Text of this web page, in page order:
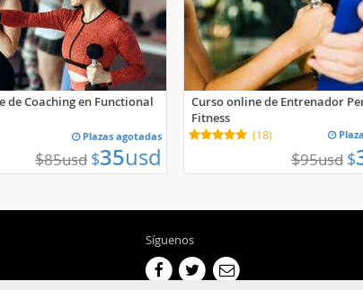
de Coaching en Functional
Plazas agotadas
$85usd $35usd
Curso online de Entrenador
Fitness
(18)
$95usd $
Síguenos